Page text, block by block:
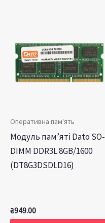
Оперативна пам'ять
Модуль пам’яті Dato SO-
DIMM DDR3L 8GB/1600
(DT8G3DSDLD16)
₴949.00